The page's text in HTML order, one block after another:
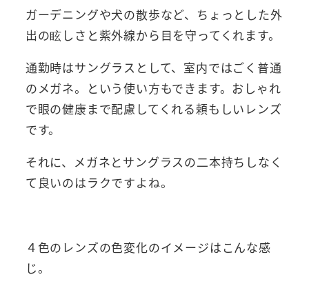
ガーデニングや犬の散歩など、ちょっとした外
出の眩しさと紫外線から目を守ってくれます。
通勤時はサングラスとして、室内ではごく普通
のメガネ。という使い方もできます。おしゃれ
で眼の健康まで配慮してくれる頼もしいレンズ
です。
それに、メガネとサングラスの二本持ちしなく
て良いのはラクですよね。
４色のレンズの色変化のイメージはこんな感
じ。